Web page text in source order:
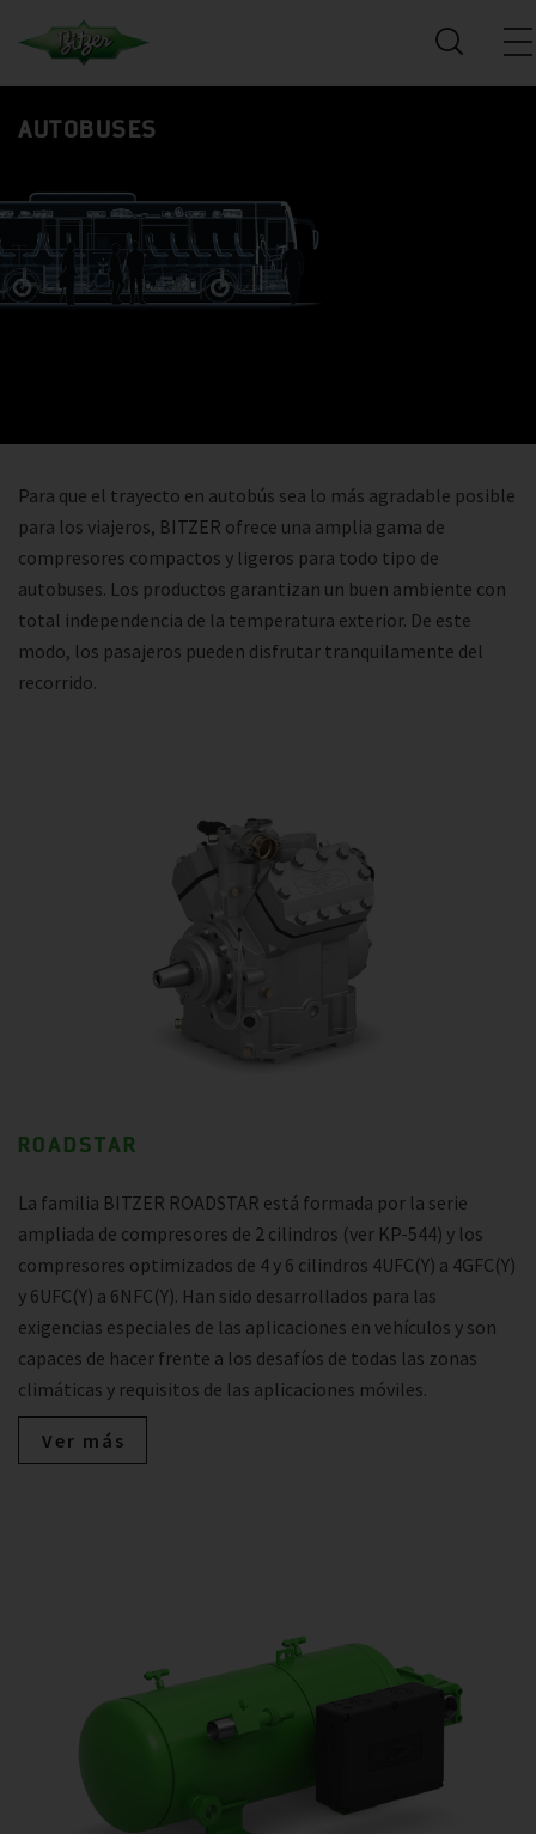
AUTOBUSES
Para que el trayecto en autobús sea lo más agradable posible
para los viajeros, BITZER ofrece una amplia gama de
compresores compactos y ligeros para todo tipo de
autobuses. Los productos garantizan un buen ambiente con
total independencia de la temperatura exterior. De este
modo, los pasajeros pueden disfrutar tranquilamente del
recorrido.
ROADSTAR
La familia BITZER ROADSTAR está formada por la serie
ampliada de compresores de 2 cilindros (ver KP-544) y los
compresores optimizados de 4 y 6 cilindros 4UFC(Y) a 4GFC(Y)
y 6UFC(Y) a 6NFC(Y). Han sido desarrollados para las
exigencias especiales de las aplicaciones en vehículos y son
capaces de hacer frente a los desafíos de todas las zonas
climáticas y requisitos de las aplicaciones móviles.
Ver más